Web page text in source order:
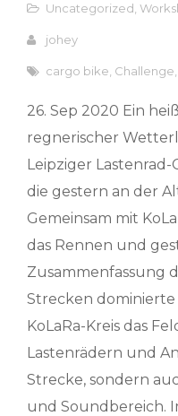
Uncategorized ,
johey
cargo bike Challenge
26. Sep 2020 Ein
regnerischer
Leipziger
die gestern an der
Gemeinsam mit
das Rennen und
Zusammenfassung
Strecken
KoLaRa-Kreis das
Lastenrädern und
Strecke, sondern
und Soundbereich.